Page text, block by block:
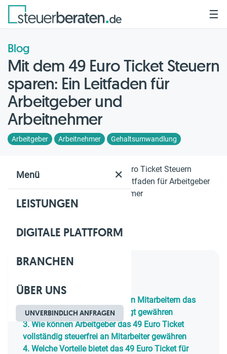
Menü ✕
LEISTUNGEN
DIGITALE PLATTFORM
BRANCHEN
ÜBER UNS
UNVERBINDLICH ANFRAGEN
☰
Blog
Mit dem 49 Euro Ticket Steuern
sparen: Ein Leitfaden für
Arbeitgeber und
Arbeitnehmer
Arbeitgeber Arbeitnehmer Gehaltsumwandlung
Home
Mit dem 49 Euro Ticket Steuern
sparen: Ein Leitfaden für Arbeitgeber
und Arbeitnehmer
Geschätzte Lesezeit: 5 Min.
1. Was ist das 49 Euro Ticket
Wie können Arbeitgeber ihren Mitarbeitern das
49 Euro Ticket steuerbegünstigt gewähren
3. Wie können Arbeitgeber das 49 Euro Ticket
vollständig steuerfrei an Mitarbeiter gewähren
4. Welche Vorteile bietet das 49 Euro Ticket für